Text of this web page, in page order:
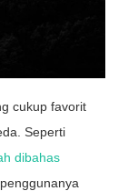
cukup favorit
Seperti
dibahas